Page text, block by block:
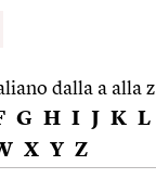
dalla a alla z
G H I J K L
X Y Z